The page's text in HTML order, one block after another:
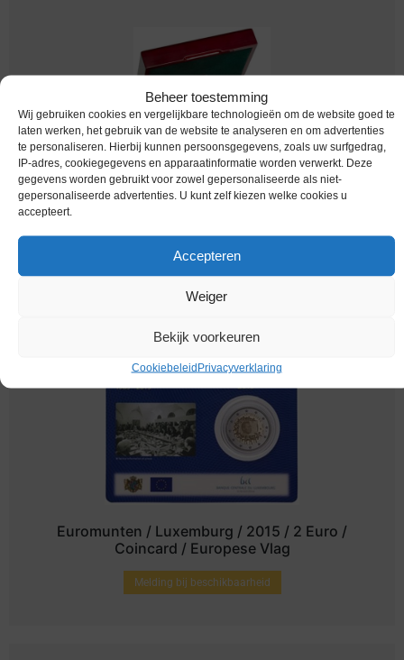
Beheer toestemming
Wij gebruiken cookies en vergelijkbare technologieën om de website goed te
laten werken, het gebruik van de website te analyseren en om advertenties
te personaliseren. Hierbij kunnen persoonsgegevens, zoals uw surfgedrag,
IP-adres, cookiegegevens en apparaatinformatie worden verwerkt. Deze
gegevens worden gebruikt voor zowel gepersonaliseerde als niet-
gepersonaliseerde advertenties. U kunt zelf kiezen welke cookies u
accepteert.
Accepteren
Weiger
Bekijk voorkeuren
CookiebeleidPrivacyverklaring
Euromunten / Luxemburg / 2009-2012 / 2 Euro
Melding bij beschikbaarheid
Euromunten / Luxemburg / 2015 / 2 Euro /
Coincard / Europese Vlag
Melding bij beschikbaarheid